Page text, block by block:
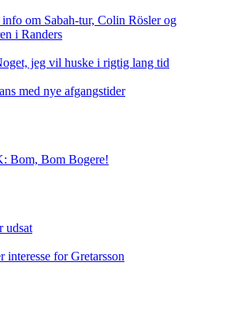
om Sabah-tur, Colin Rösler og
i Randers
jeg vil huske i rigtig lang tid
med nye afgangstider
Bom, Bom Bogere!
udsat
for Gretarsson